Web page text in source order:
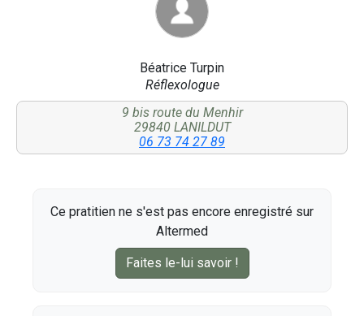
Béatrice Turpin
Réflexologue
9 bis route du Menhir
29840 LANILDUT
06 73 74 27 89
Ce pratitien ne s'est pas encore enregistré sur
Altermed
Faites le-lui savoir !